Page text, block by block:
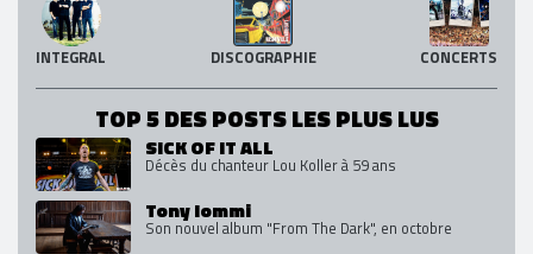
INTEGRAL DISCOGRAPHIE CONCERTS
TOP 5 DES POSTS LES PLUS LUS
SICK OF IT ALL
Décès du chanteur Lou Koller à 59 ans
Tony Iommi
Son nouvel album "From The Dark", en octobre